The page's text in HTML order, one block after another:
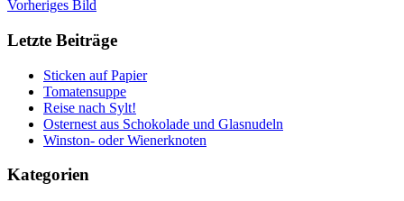
Vorheriges Bild
Letzte Beiträge
Sticken auf Papier
Tomatensuppe
Reise nach Sylt!
Osternest aus Schokolade und Glasnudeln
Winston- oder Wienerknoten
Kategorien